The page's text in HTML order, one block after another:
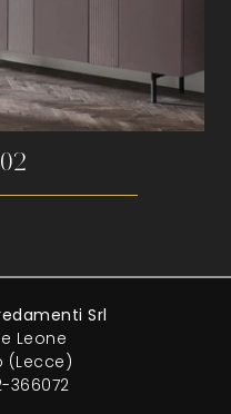
Srl
Leone
(Lecce)
366072